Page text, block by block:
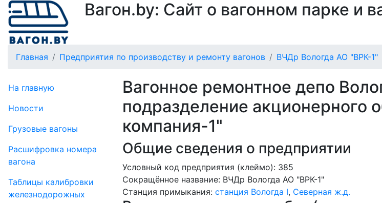
Вагон.by: Сайт о вагонном парке и
Главная Предприятия по производству и ремонту вагонов ВЧДр Вологда АО "ВРК-1"
На главную
Новости
Грузовые вагоны
Рас­шифров­ка номера
вагона
Таблицы калибровки
же­лезно­дорожных
Вагонное ремонтное депо
подразделение акционерного
компания-1"
Общие сведения о предприятии
Условный код предприятия (клеймо): 385
Сокращённое название: ВЧДр Вологда АО "ВРК-1"
Станция примыкания: станция Вологда I, Северная ж.д.